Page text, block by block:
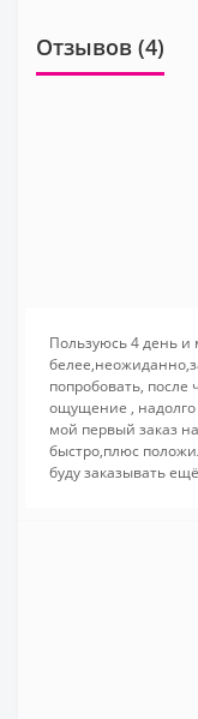
Отзывов (4)
Пользуюсь 4 день и
попробовать, после
ощущение , надолго
мой первый заказ
быстро,плюс
буду заказывать